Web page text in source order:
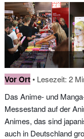
Vor Ort• Lesezeit: 2
Das Anime- und
Messestand auf der
Animes, das sind
auch in Deutschland